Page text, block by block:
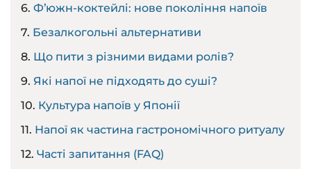
Фʼюжн-коктейлі: нове покоління напоїв
Безалкогольні альтернативи
Що пити з різними видами ролів?
Які напої не підходять до суші?
Культура напоїв у Японії
Напої як частина гастрономічного ритуалу
Часті запитання (FAQ)